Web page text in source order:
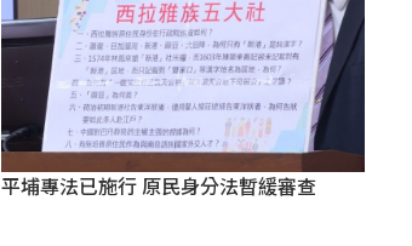
平埔專法已施行 原民身分法暫緩審查